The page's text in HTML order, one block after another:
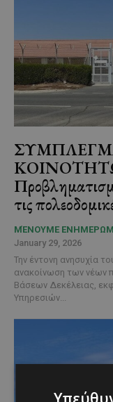
τις
ΜΈΝΟΥΜΕ
January 29, 2026
Την έντονη ανησυχία
ανακοίνωση των νέων
Βάσεων Δεκέλειας,
Υπηρεσιών...